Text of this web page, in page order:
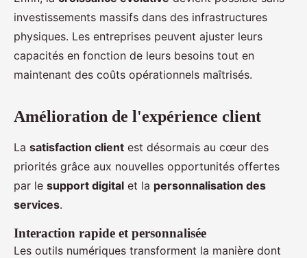
investissements massifs dans des infrastructures
physiques. Les entreprises peuvent ajuster leurs
capacités en fonction de leurs besoins tout en
maintenant des coûts opérationnels maîtrisés.
Amélioration de l'expérience client
La satisfaction client est désormais au cœur des
priorités grâce aux nouvelles opportunités offertes
par le support digital et la personnalisation des
services.
Interaction rapide et personnalisée
Les outils numériques transforment la manière dont